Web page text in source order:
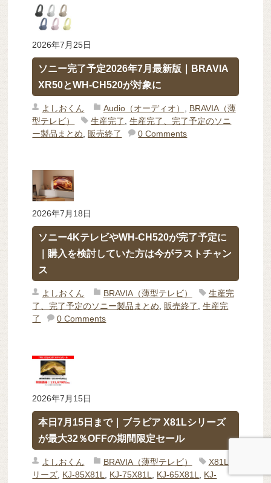
2026年7月25日
ソニー完了予定2026年7月最新版｜BRAVIA
XR50とWH-CH520が対象に
よしおくん Audio（オーディオ）
BRAVIA（薄
型テレビ）
生産完了 ,生産完了、完了予定のソニ
ー製品まとめ
販売終了 0 Comments
2026年7月18日
ソニー4KテレビやWH-CH520が完了予定に
｜購入を検討していた方は今がラストチャン
ス
よしおくん BRAVIA（薄型テレビ）
生産完
了、完了予定のソニー製品まとめ
販売終了 ,生産完
了
0 Comments
2026年7月15日
本日7月15日まで｜ブラビア X81Lシリーズ
が最大32％OFFの期間限定セール
よしおくん BRAVIA（薄型テレビ）
X81Lシ
リーズ KJ-85X81L KJ-75X81L KJ-65X81L
KJ-